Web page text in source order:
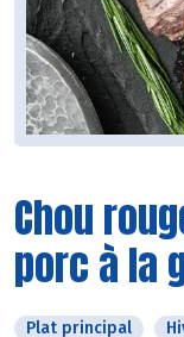
Chou
porc à la
Plat principal